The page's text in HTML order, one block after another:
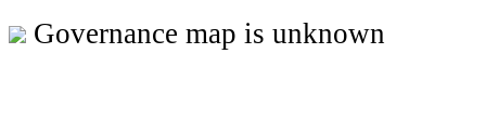
Governance map is unknown